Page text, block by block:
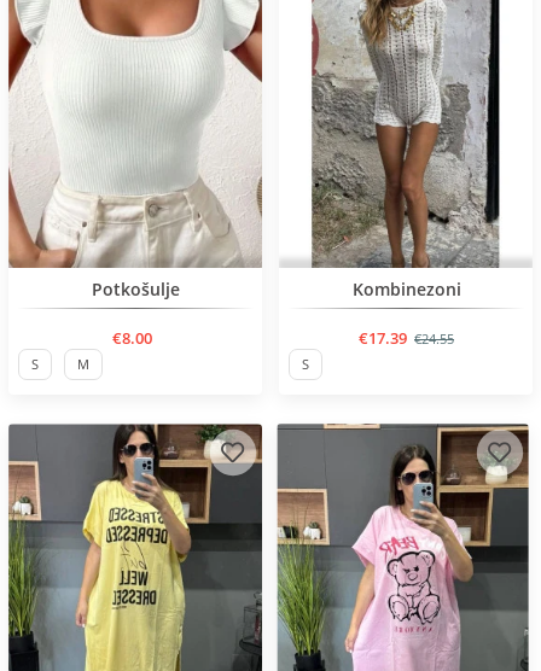
Нов продукт
Potkošulje
€8.00
S M
Нов продукт
Kombinezoni
€17.39 €24.55
S